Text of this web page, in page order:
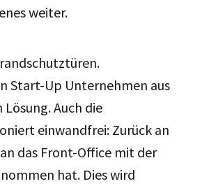
weiter.
Start-Up Unternehmen aus
Auch die
einwandfrei: Zurück an
das Front-Office mit der
hat. Dies wird